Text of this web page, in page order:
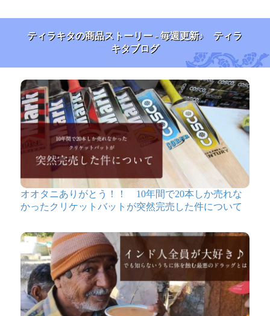
ティラキタの商品ストーリー - 毎週更新♪ ティラ
キタブログ
オオタニありがとう！！ 10年間で20本しか売れな
かったクリケットバットが突然完売した件について